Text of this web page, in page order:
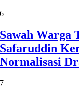
6
Sawah Warga
Safaruddin
Normalisasi
7